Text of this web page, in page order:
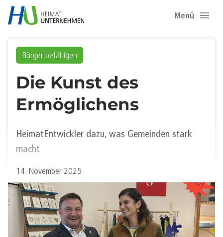
Menü
Bürger befähigen
Die Kunst des
Ermöglichens
HeimatEntwickler dazu, was Gemeinden stark
macht
14. November 2025